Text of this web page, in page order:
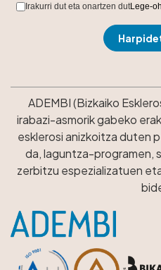
Irakurri dut eta onartzen dutLege-
ADEMBI (Bizkaiko
irabazi-asmorik gabeko
esklerosi anizkoitza duten
da, laguntza-programen,
zerbitzu espezializatuen